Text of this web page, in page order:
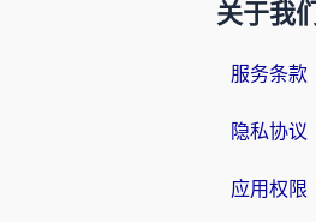
关于我们
服务条款
隐私协议
应用权限